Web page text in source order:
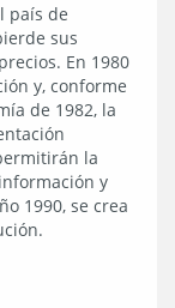
país de
sus
En 1980
y, conforme
de 1982, la
la
y
1990, se crea